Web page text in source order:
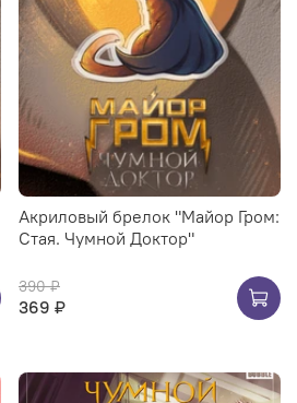
Акриловый брелок "Майор Гром:
Стая. Чумной Доктор"
390 ₽
369 ₽